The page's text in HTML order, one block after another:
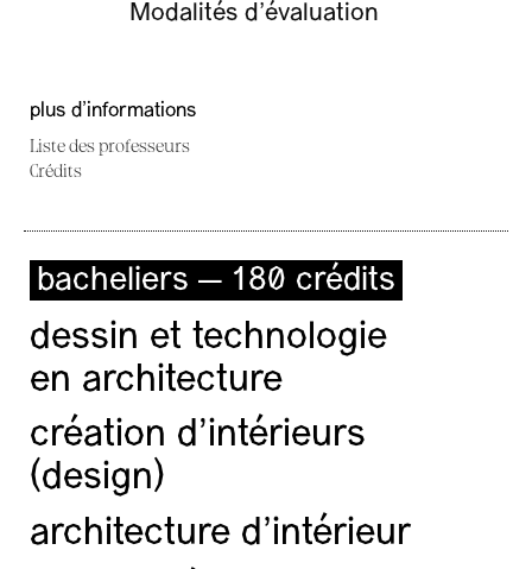
Modalités d’évaluation
plus d'informations
Liste des professeurs
Crédits
bacheliers — 180 crédits
dessin et technologie
en architecture
création d'intérieurs
(design)
architecture d’intérieur